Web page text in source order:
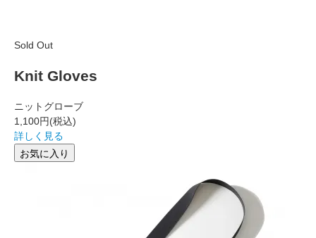
Sold Out
Knit Gloves
ニットグローブ
1,100円(税込)
詳しく見る
お気に入り